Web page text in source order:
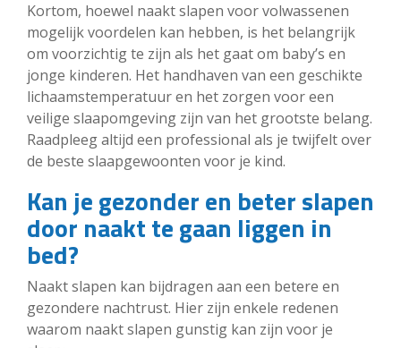
Kortom, hoewel naakt slapen voor volwassenen
mogelijk voordelen kan hebben, is het belangrijk
om voorzichtig te zijn als het gaat om baby’s en
jonge kinderen. Het handhaven van een geschikte
lichaamstemperatuur en het zorgen voor een
veilige slaapomgeving zijn van het grootste belang.
Raadpleeg altijd een professional als je twijfelt over
de beste slaapgewoonten voor je kind.
Kan je gezonder en beter slapen
door naakt te gaan liggen in
bed?
Naakt slapen kan bijdragen aan een betere en
gezondere nachtrust. Hier zijn enkele redenen
waarom naakt slapen gunstig kan zijn voor je